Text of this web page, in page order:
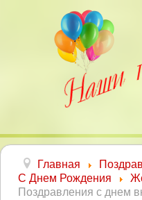
Главная
С Днем Рождения
Поздравления с днем